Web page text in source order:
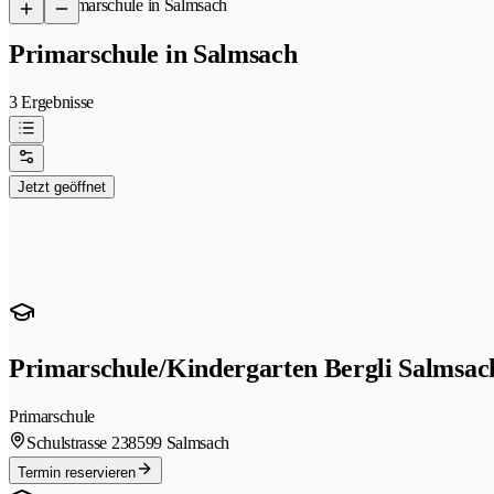
/Primarschule in Salmsach
Primarschule in Salmsach
3 Ergebnisse
Jetzt geöffnet
Primarschule/Kindergarten Bergli
Primarschule
Schulstrasse 238599 Salmsach
Termin reservieren